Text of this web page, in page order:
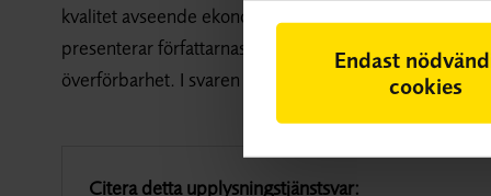
Endast
cookies
kvalitet avseende ekonomiska aspekter och
presenterar författarnas slutsatser från de studier som
överförbarhet. I svaren väger vi inte samman
Citera detta upplysningstjänstsvar: